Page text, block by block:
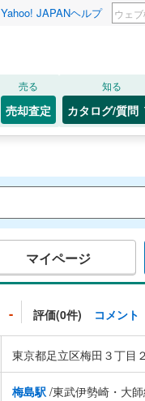
Yahoo! JAPANヘルプ
売る
売却査定
知る
カタログ/質問
マイページ
- 評価(0件) コメント
東京都足立区梅田３丁目
梅島駅 /東武伊勢崎・大